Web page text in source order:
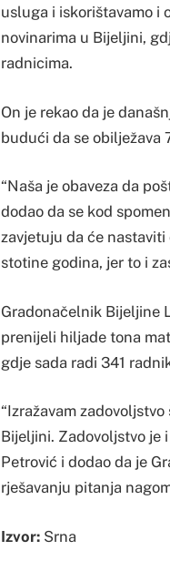
usluga i iskorištavamo i
novinarima u Bijeljini,
radnicima.
On je rekao da je
budući da se obilježava
“Naša je obaveza da
dodao da se kod
zavjetuju da će nastaviti
stotine godina, jer to i
Gradonačelnik Bijeljine
prenijeli hiljade tona
gdje sada radi 341
“Izražavam
Bijeljini. Zadovoljstvo je
Petrović i dodao da je
rješavanju pitanja
Izvor: Srna